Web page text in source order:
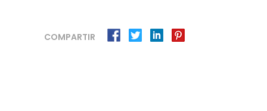
COMPARTIR